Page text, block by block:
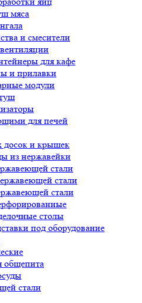
мяса
и смесители
для кафе
и прилавки
модули
для печей
досок и крышек
из нержавейки
стали
стали
стали
столы
под оборудование
общепита
стали